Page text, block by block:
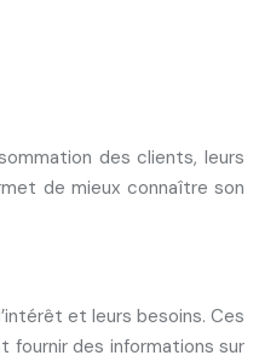
des clients, leurs
de mieux connaître son
et leurs besoins. Ces
fournir des informations sur